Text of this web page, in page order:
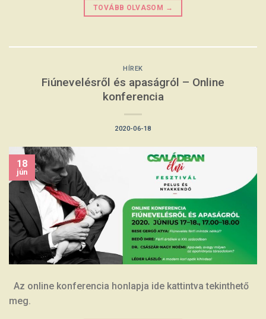
TOVÁBB OLVASOM →
HÍREK
Fiúnevelésről és apaságról – Online
konferencia
2020-06-18
18
jún
Az online konferencia honlapja ide kattintva tekinthető
meg.